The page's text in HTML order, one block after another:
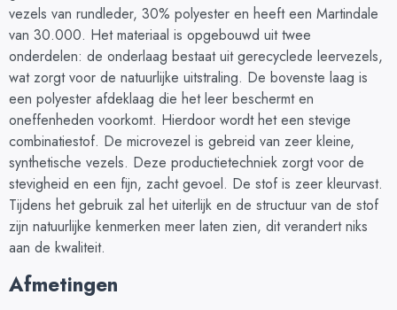
vezels van rundleder, 30% polyester en heeft een Martindale
van 30.000. Het materiaal is opgebouwd uit twee
onderdelen: de onderlaag bestaat uit gerecyclede leervezels,
wat zorgt voor de natuurlijke uitstraling. De bovenste laag is
een polyester afdeklaag die het leer beschermt en
oneffenheden voorkomt. Hierdoor wordt het een stevige
combinatiestof. De microvezel is gebreid van zeer kleine,
synthetische vezels. Deze productietechniek zorgt voor de
stevigheid en een fijn, zacht gevoel. De stof is zeer kleurvast.
Tijdens het gebruik zal het uiterlijk en de structuur van de stof
zijn natuurlijke kenmerken meer laten zien, dit verandert niks
aan de kwaliteit.
Afmetingen